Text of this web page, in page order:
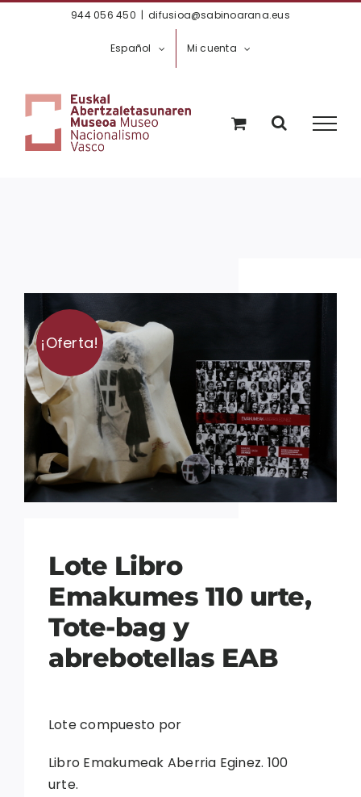
944 056 450 | difusioa@sabinoarana.eus
Español Mi cuenta
¡Oferta!
Lote Libro
Emakumes 110 urte,
Tote-bag y
abrebotellas EAB
Lote compuesto por
Libro Emakumeak Aberria Eginez. 100
urte.